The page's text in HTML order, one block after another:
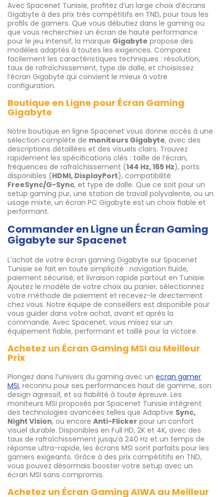
Avec Spacenet Tunisie, profitez d’un large choix d’écrans
Gigabyte à des prix très compétitifs en TND, pour tous les
profils de gamers. Que vous débutiez dans le gaming ou
que vous recherchiez un écran de haute performance
pour le jeu intensif, la marque Gigabyte propose des
modèles adaptés à toutes les exigences. Comparez
facilement les caractéristiques techniques : résolution,
taux de rafraîchissement, type de dalle, et choisissez
l’écran Gigabyte qui convient le mieux à votre
configuration.
Boutique en Ligne pour Écran Gaming
Gigabyte
Notre boutique en ligne Spacenet vous donne accès à une
sélection complète de moniteurs Gigabyte, avec des
descriptions détaillées et des visuels clairs. Trouvez
rapidement les spécifications clés : taille de l’écran,
fréquences de rafraîchissement (144 Hz, 165 Hz), ports
disponibles (HDMI, DisplayPort), compatibilité
FreeSync/G-Sync, et type de dalle. Que ce soit pour un
setup gaming pur, une station de travail polyvalente, ou un
usage mixte, un écran PC Gigabyte est un choix fiable et
performant.
Commander en Ligne un Écran Gaming
Gigabyte sur Spacenet
L’achat de votre écran gaming Gigabyte sur Spacenet
Tunisie se fait en toute simplicité : navigation fluide,
paiement sécurisé, et livraison rapide partout en Tunisie.
Ajoutez le modèle de votre choix au panier, sélectionnez
votre méthode de paiement et recevez-le directement
chez vous. Notre équipe de conseillers est disponible pour
vous guider dans votre achat, avant et après la
commande. Avec Spacenet, vous misez sur un
équipement fiable, performant et taillé pour la victoire.
Achetez un Écran Gaming MSI au Meilleur
Prix
Plongez dans l’univers du gaming avec un ecran gamer
MSI, reconnu pour ses performances haut de gamme, son
design agressif, et sa fiabilité à toute épreuve. Les
moniteurs MSI proposés par Spacenet Tunisie intègrent
des technologies avancées telles que Adaptive Sync,
Night Vision, ou encore Anti-Flicker pour un confort
visuel durable. Disponibles en Full HD, 2K et 4K, avec des
taux de rafraîchissement jusqu’à 240 Hz et un temps de
réponse ultra-rapide, les écrans MSI sont parfaits pour les
gamers exigeants. Grâce à des prix compétitifs en TND,
vous pouvez désormais booster votre setup avec un
écran MSI sans compromis.
Achetez un Écran Gaming AIWA au Meilleur